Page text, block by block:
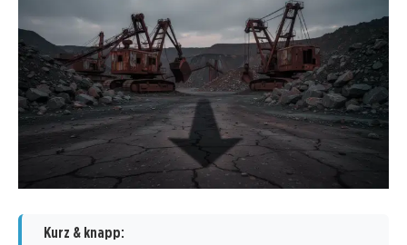
Kurz & knapp: